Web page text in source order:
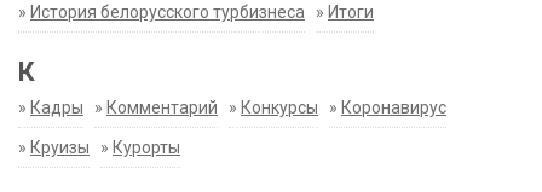
» История белорусского турбизнеса » Итоги
К
» Кадры » Комментарий » Конкурсы » Коронавирус
» Круизы » Курорты